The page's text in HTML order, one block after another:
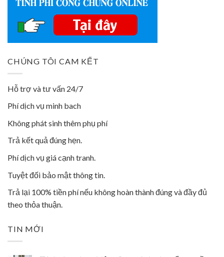
CHÚNG TÔI CAM KẾT
Hỗ trợ và tư vấn 24/7
Phí dịch vụ minh bach
Không phát sinh thêm phụ phí
Trả kết quả đúng hẹn.
Phí dịch vụ giá cạnh tranh.
Tuyệt đối bảo mật thông tin.
Trả lại 100% tiền phí nếu không hoàn thành đúng và đầy đủ
theo thỏa thuận.
TIN MỚI